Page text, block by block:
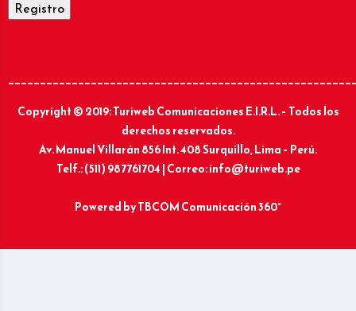
Copyright © 2019: Turiweb Comunicaciones E.I.R.L. – Todos los
derechos reservados.
Av. Manuel Villarán 856 Int. 408 Surquillo, Lima – Perú.
Telf.: (511) 987761704 | Correo: info@turiweb.pe
Powered byTBCOM Comunicación 360°